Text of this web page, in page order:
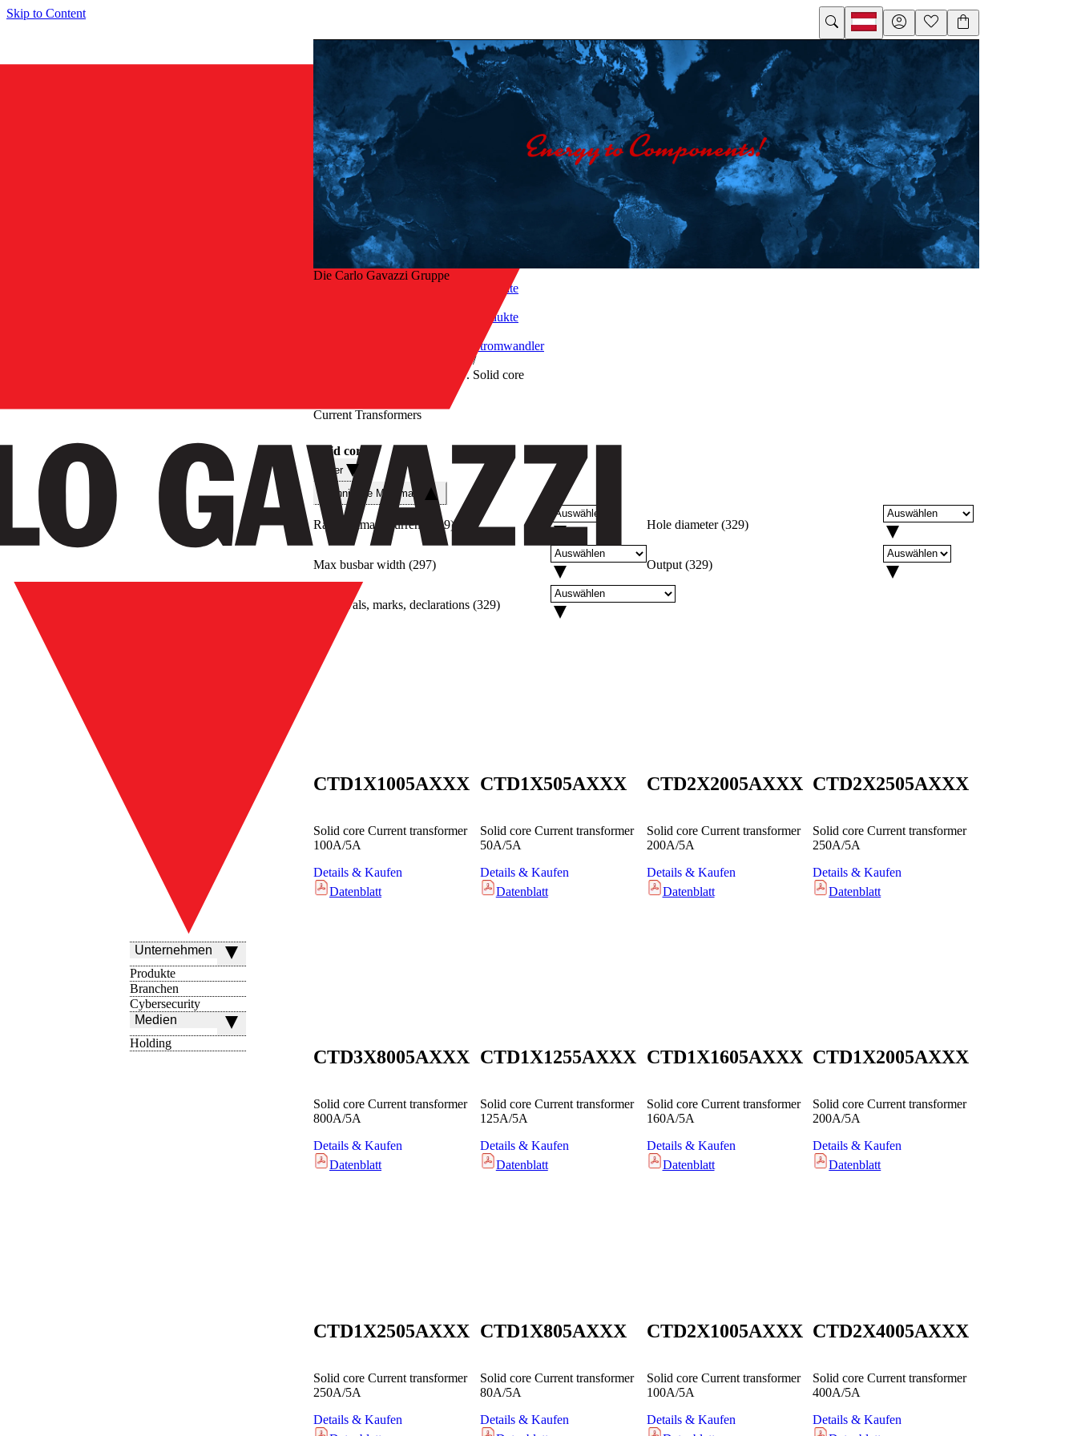
Skip to Content
Unternehmen
Produkte
Branchen
Cybersecurity
Medien
Holding
Die Carlo Gavazzi Gruppe
Startseite
Produkte
Stromwandler
/
Solid core
Current Transformers
Solid core
Filter
Technische Merkmale
Rated primary current 329) Hole diameter(329)
Max busbar width (297) Output(329)
Approvals, marks, declarations (329)
CTD1X1005AXXX
Solid core Current transformer
100A/5A
Details & Kaufen
Datenblatt
CTD1X505AXXX
Solid core Current transformer
50A/5A
Details & Kaufen
Datenblatt
CTD2X2005AXXX
Solid core Current transformer
200A/5A
Details & Kaufen
Datenblatt
CTD2X2505AXXX
Solid core Current transformer
250A/5A
Details & Kaufen
Datenblatt
CTD3X8005AXXX
Solid core Current transformer
800A/5A
Details & Kaufen
Datenblatt
CTD1X1255AXXX
Solid core Current transformer
125A/5A
Details & Kaufen
Datenblatt
CTD1X1605AXXX
Solid core Current transformer
160A/5A
Details & Kaufen
Datenblatt
CTD1X2005AXXX
Solid core Current transformer
200A/5A
Details & Kaufen
Datenblatt
CTD1X2505AXXX
Solid core Current transformer
250A/5A
Details & Kaufen
CTD1X805AXXX
Solid core Current transformer
80A/5A
Details & Kaufen
CTD2X1005AXXX
Solid core Current transformer
100A/5A
Details & Kaufen
CTD2X4005AXXX
Solid core Current transformer
400A/5A
Details & Kaufen